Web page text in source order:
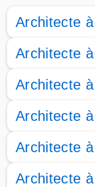
Architecte
Architecte
Architecte
Architecte
Architecte
Architecte